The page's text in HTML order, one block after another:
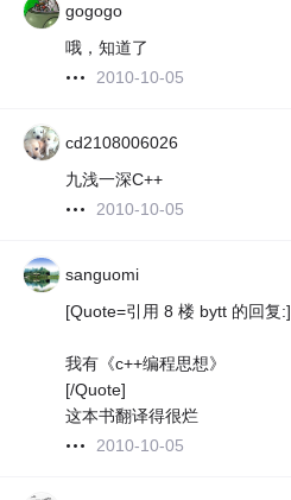
gogogo
哦，知道了
2010-10-05
cd2108006026
九浅一深C++
2010-10-05
sanguomi
[Quote=引用 8 楼 bytt 的回复:]
我有《c++编程思想》
[/Quote]
这本书翻译得很烂
2010-10-05